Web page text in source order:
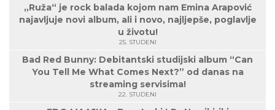
„Ruža“ je rock balada kojom nam Emina Arapović
najavljuje novi album, ali i novo, najljepše, poglavlje
u životu!
25. STUDENI
Bad Red Bunny: Debitantski studijski album “Can
You Tell Me What Comes Next?” od danas na
streaming servisima!
22. STUDENI